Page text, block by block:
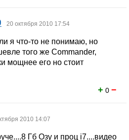
20 октября 2010 17:54
я что-то не понимаю, но
того же Commander,
мощнее его но стоит
+ 0 −
2010 14:07
Гб Озу и проц i7....видео